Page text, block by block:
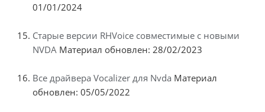
01/01/2024
Старые версии RHVoice совместимые с новыми
NVDA Материал обновлен: 28/02/2023
Все драйвера Vocalizer для Nvda Материал
обновлен: 05/05/2022